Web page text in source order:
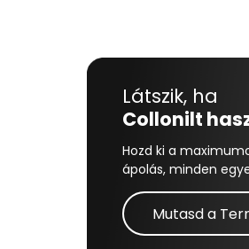
Látszik, ha
Collonilt
Hozd ki a
ápolás, minden
Mutasd a